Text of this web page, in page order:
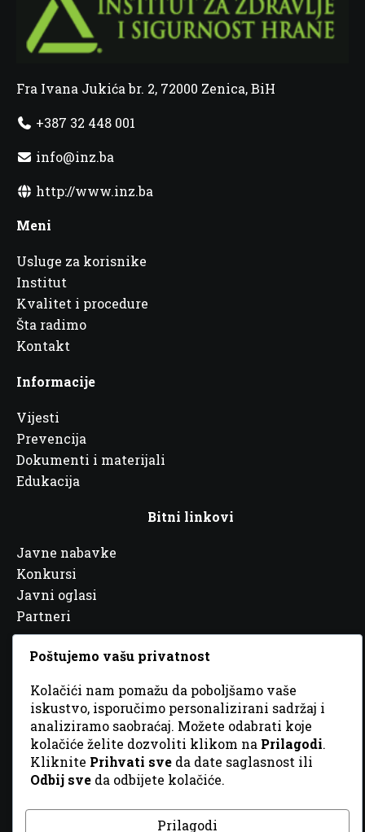
Fra Ivana Jukića br. 2, 72000 Zenica, BiH
+387 32 448 001
info@inz.ba
http://www.inz.ba
Meni
Usluge za korisnike
Institut
Kvalitet i procedure
Šta radimo
Kontakt
Informacije
Vijesti
Prevencija
Dokumenti i materijali
Edukacija
Bitni linkovi
Javne nabavke
Konkursi
Javni oglasi
Partneri
© 2026 Sva prava zadržana. DizajnGordonDM
Poštujemo vašu privatnost
Kolačići nam pomažu da poboljšamo vaše
iskustvo, isporučimo personalizirani sadržaj i
analiziramo saobraćaj. Možete odabrati koje
kolačiće želite dozvoliti klikom na Prilagodi.
Kliknite Prihvati sve da date saglasnost ili
Odbij sve da odbijete kolačiće.
Prilagodi